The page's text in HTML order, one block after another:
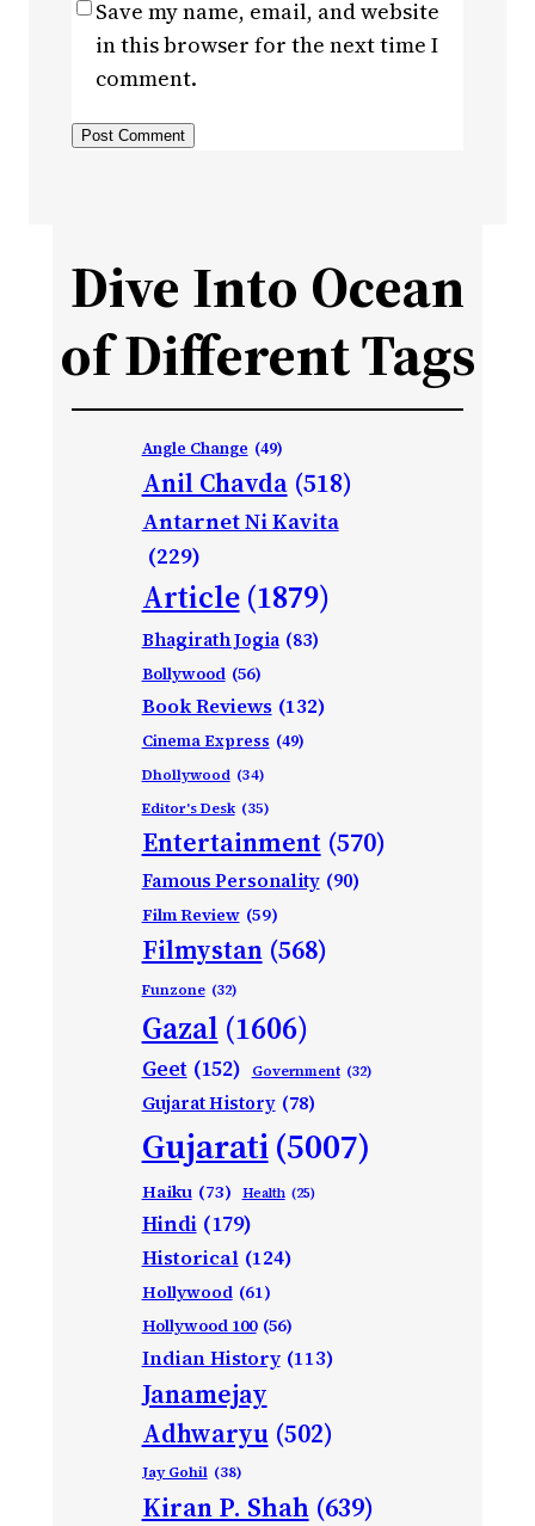
Save my name, email, and website
in this browser for the next time I
comment.
Dive Into Ocean
of Different Tags
Angle Change (49)
Anil Chavda (518)
Antarnet Ni Kavita
(229)
Article (1879)
Bhagirath Jogia (83)
Bollywood (56)
Book Reviews (132)
Cinema Express (49)
Dhollywood (34)
Editor's Desk (35)
Entertainment (570)
Famous Personality (90)
Film Review (59)
Filmystan (568)
Funzone (32)
Gazal (1606)
Geet (152) Government (32)
Gujarat History (78)
Gujarati(5007)
Haiku (73) Health (25)
Hindi (179)
Historical (124)
Hollywood (61)
Hollywood 100 (56)
Indian History (113)
Janamejay
Adhwaryu (502)
Jay Gohil (38)
Kiran P. Shah (639)